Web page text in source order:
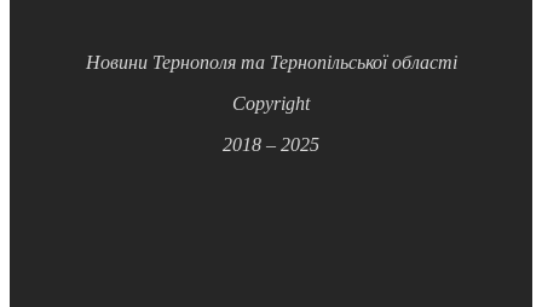
Новини Тернополя та Тернопільської області
Copyright
2018 – 2025